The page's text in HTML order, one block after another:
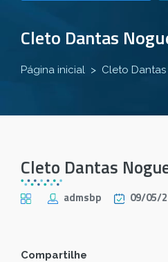
Cleto Dantas
Página inicial Cleto
Cleto Dantas
admsbp 09/05/
Compartilhe